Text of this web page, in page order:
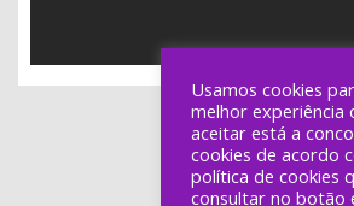
Usamos cookies
melhor experiência
aceitar está a
cookies de acordo
política de cookies
consultar no botão